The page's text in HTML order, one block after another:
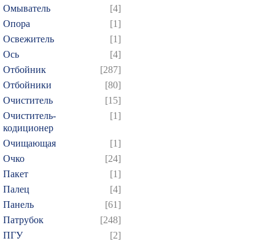
Омыватель
[4]
Опора
[1]
Освежитель
[1]
Ось
[4]
Отбойник
[287]
Отбойники
[80]
Очиститель
[15]
Очиститель-
кодиционер
[1]
Очищающая
[1]
Очко
[24]
Пакет
[1]
Палец
[4]
Панель
[61]
Патрубок
[248]
ПГУ
[2]